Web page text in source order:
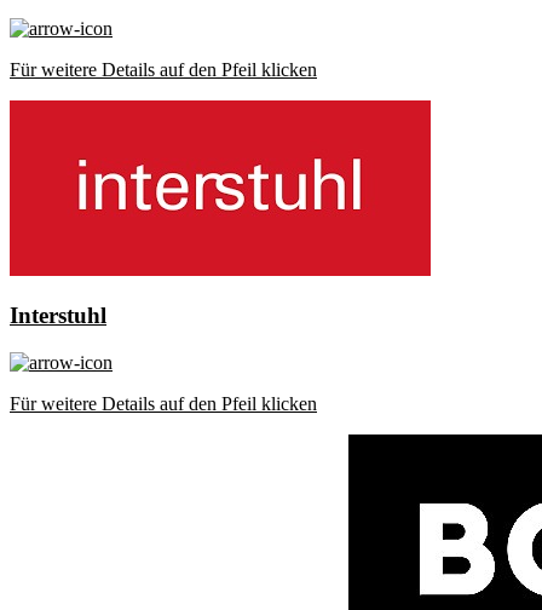
Für weitere Details auf den Pfeil klicken
Interstuhl
Für weitere Details auf den Pfeil klicken